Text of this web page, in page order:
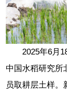
2025年6月
中国水稻研究所
员取耕层土样。